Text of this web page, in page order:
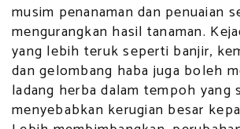
musim penanaman dan penuaian
mengurangkan hasil tanaman.
yang lebih teruk seperti banjir,
dan gelombang haba juga boleh
ladang herba dalam tempoh yang
menyebabkan kerugian besar